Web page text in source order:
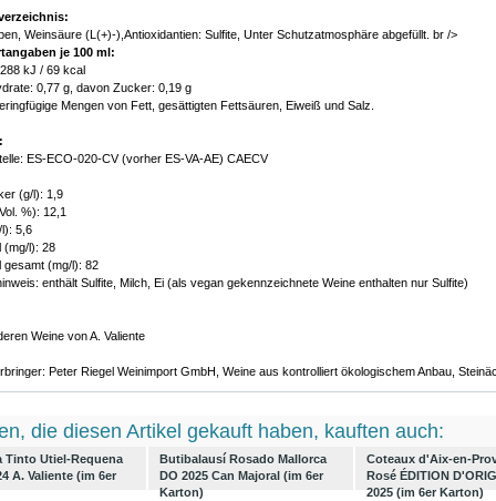
Weinsäure (L(+)-),Antioxidantien: Sulfite, Unter Schutzatmosphäre abgefüllt. br />
je 100 ml:
kJ / 69 kcal
0,77 g, davon Zucker: 0,19 g
Mengen von Fett, gesättigten Fettsäuren, Eiweiß und Salz.
ES-ECO-020-CV (vorher ES-VA-AE) CAECV
(g/l): 1,9
%): 12,1
5,6
(mg/l): 28
gesamt (mg/l): 82
enthält Sulfite, Milch, Ei (als vegan gekennzeichnete Weine enthalten nur Sulfite)
Weine von A. Valiente
Peter Riegel Weinimport GmbH, Weine aus kontrolliert ökologischem Anbau,
die diesen Artikel gekauft haben, kauften auch:
Tinto Utiel-Requena
A. Valiente (im 6er
Butibalausí Rosado Mallorca
DO 2025 Can Majoral (im 6er
Karton)
Coteaux d'Aix-en-
Rosé ÉDITION
2025 (im 6er Karton)